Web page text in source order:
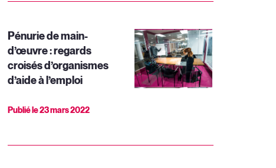
Pénurie de main-
d’œuvre : regards
croisés d’organismes
d’aide à l’emploi
Publié le23 mars 2022